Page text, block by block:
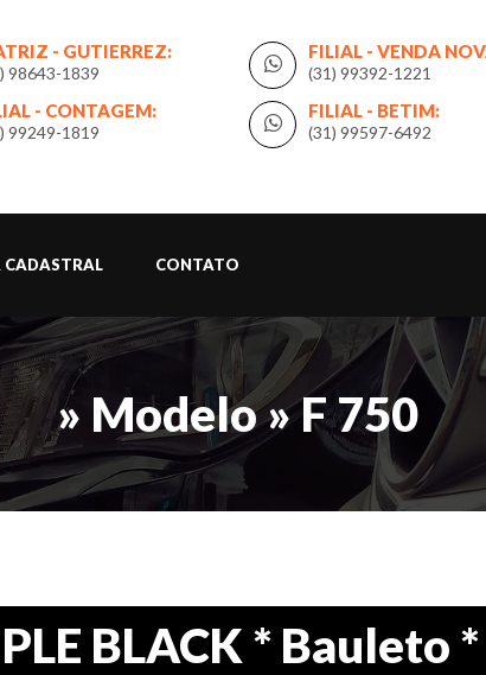
FILIAL - VENDA
(31) 99392-1221
- GUTIERREZ:
98643-1839
FILIAL - BETIM:
(31) 99597-6492
- CONTAGEM:
99249-1819
CADASTRAL CONTATO
» Modelo » F 750
BLACK * Bauleto *